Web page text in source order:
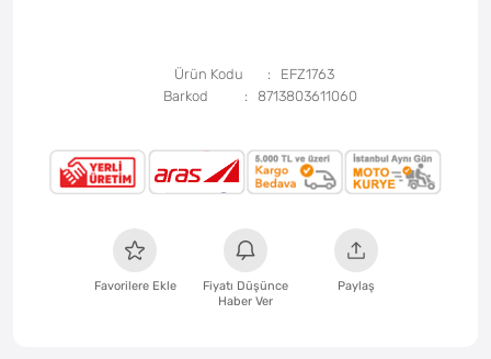
Ürün Kodu
EFZ1763
Barkod
8713803611060
Favorilere Ekle
Fiyatı Düşünce
Haber Ver
Paylaş